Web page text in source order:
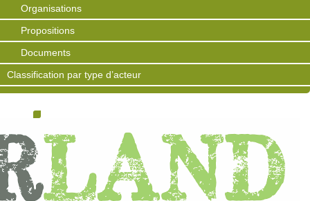
Organisations
Propositions
Documents
Classification par type d’acteur